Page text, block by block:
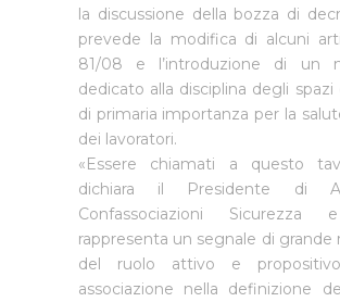
la discussione della bozza di
prevede la modifica di alcuni
81/08 e l’introduzione di un
dedicato alla disciplina degli
di primaria importanza per la
dei lavoratori.
«Essere chiamati a questo
dichiara il Presidente di
Confassociazioni
rappresenta un segnale di
del ruolo attivo e
associazione nella definizione